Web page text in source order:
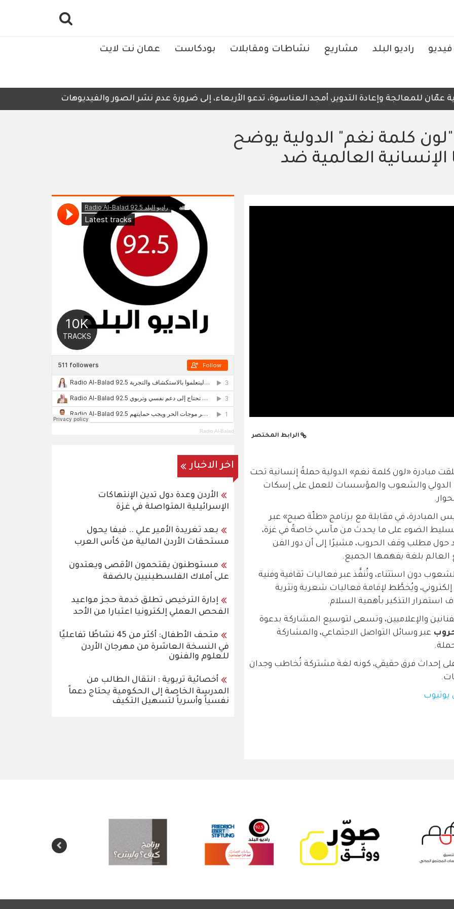
فيديو راديو البلد مشاريع نشاطات ومقابلات بودكاست عمان نت لايت
للمعالجة وإعادة التدوير، أمجد العناسوة، تدعو الأربعاء، إلى ضرورة عدم نشر الصور والفيديوهات التي لا تحتوي
كلمة نغم" الدولية يوضح
العالمية ضد
الرابط المختصر
مبادرة «لون كلمة نغم» الدولية حملةً إنسانية تحت
الدولي والشعوب والمؤسسات للعمل على إسكات
في مقابلة مع برنامج «طلّة صبح» عبر
تسليط الضوء على ما يحدث من مآسي خاصةً في غزة،
حول مطلب وقف الحروب، مشيرًا إلى أن دور الفن
بلغة يفهمها الجميع.
دون استثناء، وتُنفَّذ عبر فعاليات ثقافية وفنية
ويُخطَّط لإقامة فعاليات شعرية ونثرية
التذكير بأهمية السلام.
والإعلاميين، وتسعى لتوسيع المشاركة بدعوة
عبر وسائل التواصل الاجتماعي، والمشاركة
على إحداث فرق حقيقي، كونه لغة مشتركة تُخاطب وجدان
يوتيوب
Radio Al-Balad
اخر الاخبار
الأردن وعدة دول تدين الإنتهاكات
الإسرائيلية المتواصلة في غزة
بعد تغريدة الأمير علي .. فيفا يحول
مستحقات الأردن المالية من كأس العرب
مستوطنون يقتحمون الأقصى ويعتدون
على أملاك الفلسطينيين بالضفة
إدارة الترخيص تطلق خدمة حجز مواعيد
الفحص العملي إلكترونيا اعتبارا من الأحد
متحف الأطفال: أكثر من 45 نشاطًا تفاعليًا
في النسخة العاشرة من مهرجان الأردن
للعلوم والفنون
أخصائية تربوية : انتقال الطالب من
المدرسة الخاصة إلى الحكومية يحتاج دعماً
نفسياً وأسرياً لتسهيل التكيف